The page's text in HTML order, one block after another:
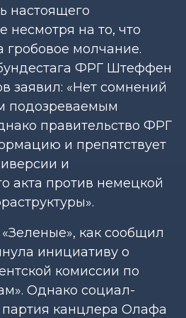
настоящего
несмотря на то, что
гробовое молчание.
ФРГ Штеффен
заявил: «Нет сомнений
подозреваемым
правительство ФРГ
и препятствует
и
акта против немецкой
как сообщил
инициативу о
комиссии по
Однако социал-
канцлера Олафа